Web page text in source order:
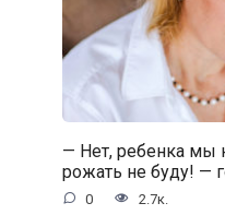
— Нет, ребенка мы
рожать не буду! —
0 2.7к.